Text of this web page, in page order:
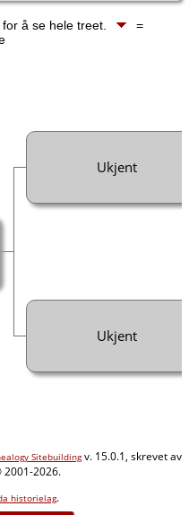
å se hele treet.
=
Ukjent
Ukjent
Sitebuildingv. 15.0.1, skrevet av
2001-2026.
historielag.